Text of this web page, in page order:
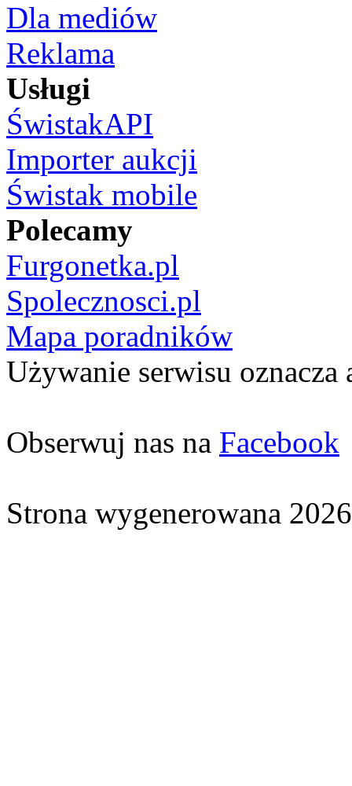
Dla mediów
Reklama
Usługi
ŚwistakAPI
Importer aukcji
Świstak mobile
Polecamy
Furgonetka.pl
Spolecznosci.pl
Mapa poradników
Używanie serwisu oznacza
Obserwuj nas na Facebook
Strona wygenerowana